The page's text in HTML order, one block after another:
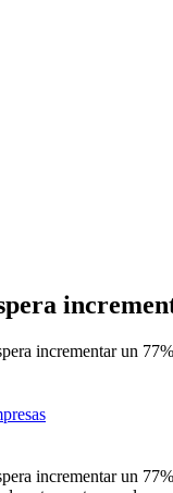
incrementar un
incrementar un